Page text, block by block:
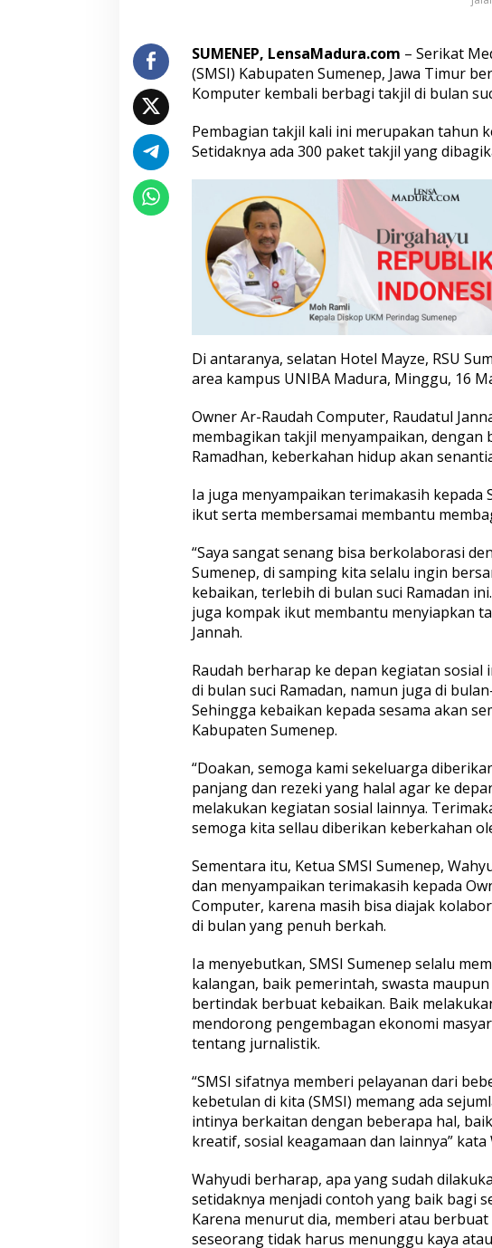
m
p
u
t
r
k
e
m
a
l
i
B
a
g
i
a
n
T
a
j
i
l
M
a
y
a
a
k
SUMENEP, LensaMadura.com – Serikat
(SMSI) Kabupaten Sumenep, Jawa Timur
Komputer kembali berbagi takjil di bulan
Pembagian takjil kali ini merupakan tahun
Setidaknya ada 300 paket takjil yang
Di antaranya, selatan Hotel Mayze, RSU
area kampus UNIBA Madura, Minggu, 16
Owner Ar-Raudah Computer, Raudatul
membagikan takjil menyampaikan, dengan
Ramadhan, keberkahan hidup akan
Ia juga menyampaikan terimakasih kepada
ikut serta membersamai membantu
“Saya sangat senang bisa berkolaborasi
Sumenep, di samping kita selalu ingin
kebaikan, terlebih di bulan suci Ramadan
juga kompak ikut membantu menyiapkan
Jannah.
Raudah berharap ke depan kegiatan sosial
di bulan suci Ramadan, namun juga di
Sehingga kebaikan kepada sesama akan
Kabupaten Sumenep.
“Doakan, semoga kami sekeluarga
panjang dan rezeki yang halal agar ke
melakukan kegiatan sosial lainnya.
semoga kita sellau diberikan keberkahan
Sementara itu, Ketua SMSI Sumenep,
dan menyampaikan terimakasih kepada
Computer, karena masih bisa diajak
di bulan yang penuh berkah.
Ia menyebutkan, SMSI Sumenep selalu
kalangan, baik pemerintah, swasta
bertindak berbuat kebaikan. Baik
mendorong pengembagan ekonomi
tentang jurnalistik.
“SMSI sifatnya memberi pelayanan dari
kebetulan di kita (SMSI) memang ada
intinya berkaitan dengan beberapa hal,
kreatif, sosial keagamaan dan lainnya” kata
Wahyudi berharap, apa yang sudah
setidaknya menjadi contoh yang baik bagi
Karena menurut dia, memberi atau berbuat
seseorang tidak harus menunggu kaya